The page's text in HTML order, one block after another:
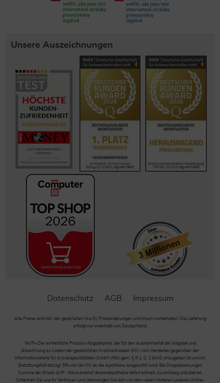
Unsere Auszeichnungen
Datenschutz AGB Impressum
Alle Preise sind inkl. der gestzlichen MwSt. Preisänderungen und Irrtum vorbehalten. Die Lieferung
erfolgt nur innerhalb von Deutschland.
*AVP= Der einheitliche Produkt-Abgabepreis, der für den Ausnahmefall der Abgabe und
Abrechnung zu Lasten der gesetzlichen Krankenkassen (KK) vom Hersteller gegenüber der
Informationsstelle für Arzneispezialitäten GmbH (IFA) gem. § III 1, S. 2 AMG anzugeben ist und im
Erstattungsfall abzügl. 5% von der KK an die Apotheke ausgezahlt wird. Bei Doppelpackungen
Summe der Einzel-AVP. Volksversand Versandapotheke liefert schnell, zuverlässig und diskret.
Schenken Sie uns Ihr Vertrauen und überzeugen Sie sich von den vielen Vorteilen unseres Online-